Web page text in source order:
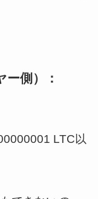
側）：
LTC以